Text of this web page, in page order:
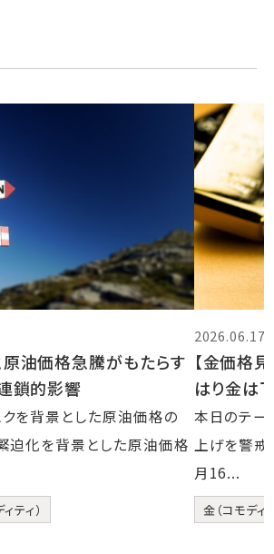
油価格急騰がもたらす
鎖的影響
を背景とした原油価格の
迫化を背景とした原油価格
ティ）
2026.06.17
【金価格
はり金は
本日のテー
上げを警戒
月16...
金（コモディ